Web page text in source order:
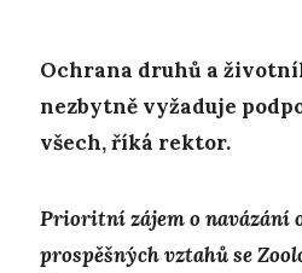
Ochrana druhů a
nezbytně vyžaduje
všech, říká rektor.
Prioritní zájem o navázání
prospěšných vztahů se